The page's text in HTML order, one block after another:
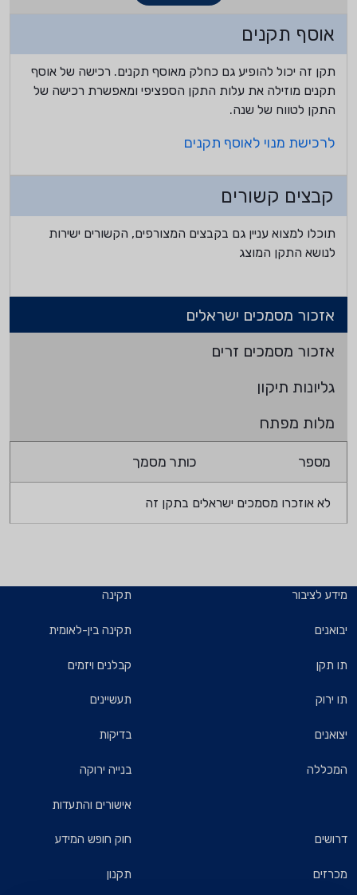
אוסף תקנים
תקן זה יכול להופיע גם כחלק מאוסף תקנים. רכישה של אוסף
תקנים מוזילה את עלות התקן הספציפי ומאפשרת רכישה של
התקן לטווח של שנה.
לרכישת מנוי לאוסף תקנים
קבצים קשורים
תוכלו למצוא עניין גם בקבצים המצורפים, הקשורים ישירות
לנושא התקן המוצג
אזכור מסמכים ישראלים
אזכור מסמכים זרים
גליונות תיקון
מלות מפתח
מספר כותר מסמך
לא אוזכרו מסמכים ישראלים בתקן זה
מידע לציבור
יבואנים
תו תקן
תו ירוק
יצואנים
המכללה
תקינה
תקינה בין-לאומית
קבלנים ויזמים
תעשיינים
בדיקות
בנייה ירוקה
אישורים והתעדות
דרושים
מכרזים
חוק חופש המידע
תקנון